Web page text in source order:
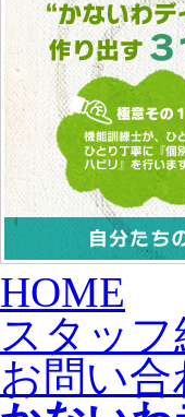
HOME
スタッフ
お問い合